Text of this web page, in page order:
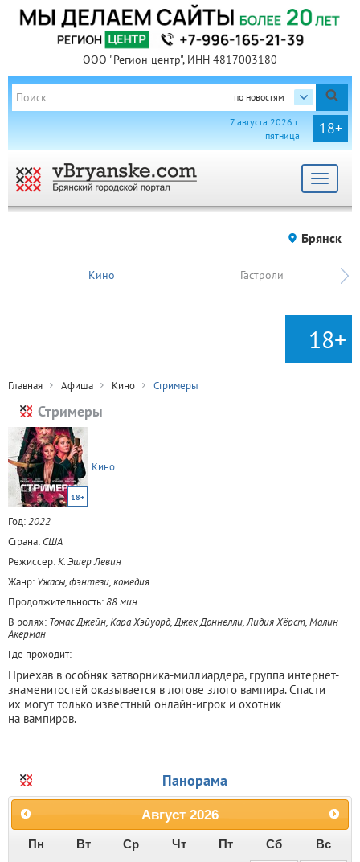
ООО "Регион центр", ИНН 4817003180
по новостям
18+
7 августа 2026 г.
пятница
Toggle
Брянск
Кино Гастроли
18+
Главная Афиша Кино Стримеры
Стримеры
18+
Кино
Год:2022
Страна: США
Режиссер:К. Эшер Левин
Жанр: Ужасы, фэнтези, комедия
Продолжительность:88 мин.
В ролях: Томас Джейн, Кара Хэйуорд, Джек Доннелли, Лидия Хёрст, Малин
Акерман
Где проходит:
Приехав в особняк затворника-миллиардера, группа интернет-
знаменитостей оказывается в логове злого вампира. Спасти
их могут только известный онлайн-игрок и охотник
на вампиров.
Панорама
Август 2026
Пн Вт Ср Чт Пт Сб
Вс